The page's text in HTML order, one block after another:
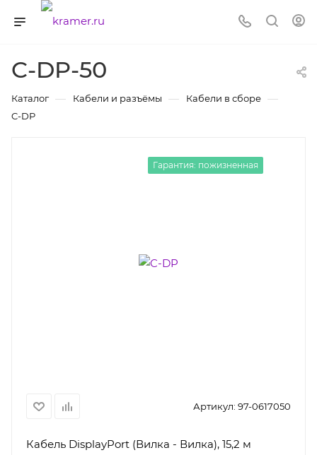
C-DP-50
Каталог — Кабели и разъёмы — Кабели в сборе —
C-DP
Гарантия: пожизненная
Артикул: 97-0617050
Кабель DisplayPort (Вилка - Вилка), 15,2 м